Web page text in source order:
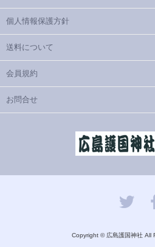
個人情報保護方針
送料について
会員規約
お問合せ
Copyright © 広島護国神社 All